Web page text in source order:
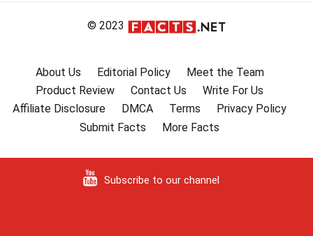
© 2023
About Us Editorial Policy
Meet the Team
Product Review
Contact Us
Write For Us
Affiliate Disclosure
DMCA Terms
Privacy Policy
Submit Facts
More Facts
Subscribe to our channel